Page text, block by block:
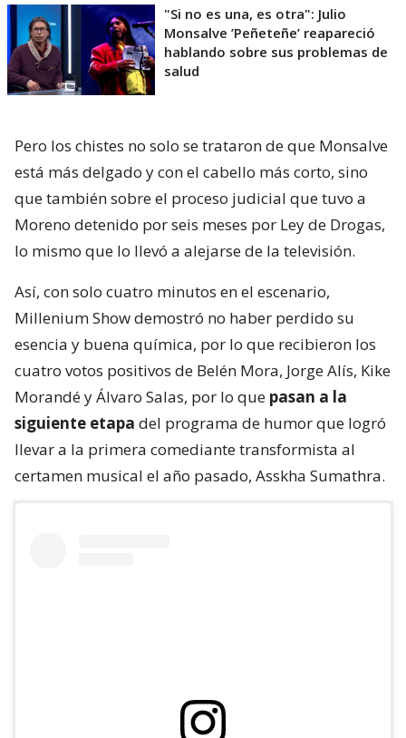
"Si no es una, es otra": Julio
Monsalve ’Peñeteñe’ reapareció
hablando sobre sus problemas de
salud
Pero los chistes no solo se trataron de que Monsalve
está más delgado y con el cabello más corto, sino
que también sobre el proceso judicial que tuvo a
Moreno detenido por seis meses por Ley de Drogas,
lo mismo que lo llevó a alejarse de la televisión.
Así, con solo cuatro minutos en el escenario,
Millenium Show demostró no haber perdido su
esencia y buena química, por lo que recibieron los
cuatro votos positivos de Belén Mora, Jorge Alís, Kike
Morandé y Álvaro Salas, por lo que pasan a la
siguiente etapa del programa de humor que logró
llevar a la primera comediante transformista al
certamen musical el año pasado, Asskha Sumathra.